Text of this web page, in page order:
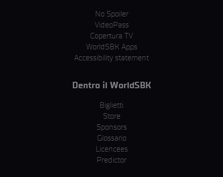
No Spoiler
VideoPass
Copertura TV
WorldSBK Apps
Accessibility statement
Dentro il WorldSBK
Biglietti
Store
Sponsors
Glossario
Licencees
Predictor